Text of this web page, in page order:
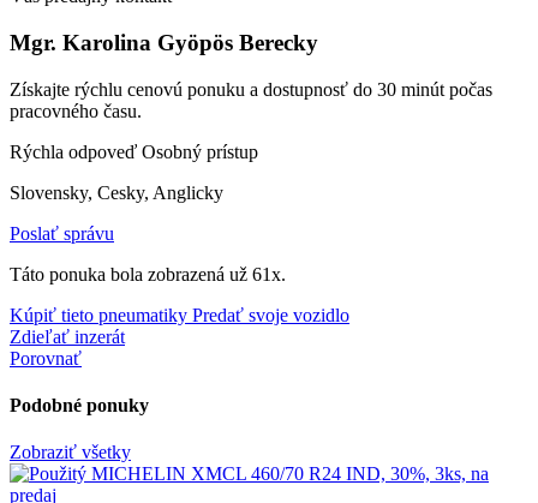
Mgr. Karolina Gyöpös Berecky
Získajte rýchlu cenovú ponuku a dostupnosť do 30 minút počas
pracovného času.
Rýchla odpoveď Osobný prístup
Slovensky, Cesky, Anglicky
Poslať správu
Táto ponuka bola zobrazená už 61x.
Kúpiť tieto pneumatiky Predať svoje vozidlo
Zdieľať inzerát
Porovnať
Podobné ponuky
Zobraziť všetky